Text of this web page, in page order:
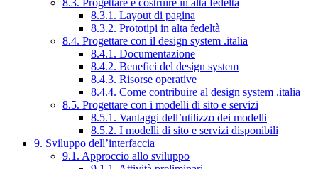
8.3.1. Layout di pagina
8.3.2. Prototipi in alta fedeltà
8.4. Progettare con il design system .italia
8.4.1. Documentazione
8.4.2. Benefici del design system
8.4.3. Risorse operative
8.4.4. Come contribuire al design system .italia
8.5. Progettare con i modelli di sito e servizi
8.5.1. Vantaggi dell’utilizzo dei modelli
8.5.2. I modelli di sito e servizi disponibili
9. Sviluppo dell’interfaccia
9.1. Approccio allo sviluppo